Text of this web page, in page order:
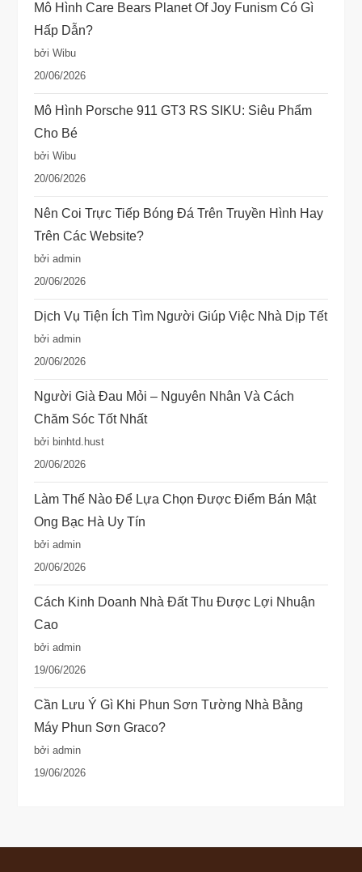
Mô Hình Care Bears Planet Of Joy Funism Có Gì
Hấp Dẫn?
bởi Wibu
20/06/2026
Mô Hình Porsche 911 GT3 RS SIKU: Siêu Phẩm
Cho Bé
bởi Wibu
20/06/2026
Nên Coi Trực Tiếp Bóng Đá Trên Truyền Hình Hay
Trên Các Website?
bởi admin
20/06/2026
Dịch Vụ Tiện Ích Tìm Người Giúp Việc Nhà Dịp Tết
bởi admin
20/06/2026
Người Già Đau Mỏi – Nguyên Nhân Và Cách
Chăm Sóc Tốt Nhất
bởi binhtd.hust
20/06/2026
Làm Thế Nào Để Lựa Chọn Được Điểm Bán Mật
Ong Bạc Hà Uy Tín
bởi admin
20/06/2026
Cách Kinh Doanh Nhà Đất Thu Được Lợi Nhuận
Cao
bởi admin
19/06/2026
Cần Lưu Ý Gì Khi Phun Sơn Tường Nhà Bằng
Máy Phun Sơn Graco?
bởi admin
19/06/2026